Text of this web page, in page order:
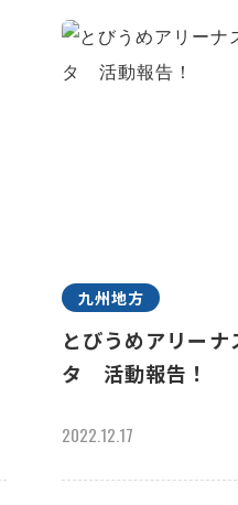
九州地方
とびうめアリー
タ 活動報告！
2022.12.17